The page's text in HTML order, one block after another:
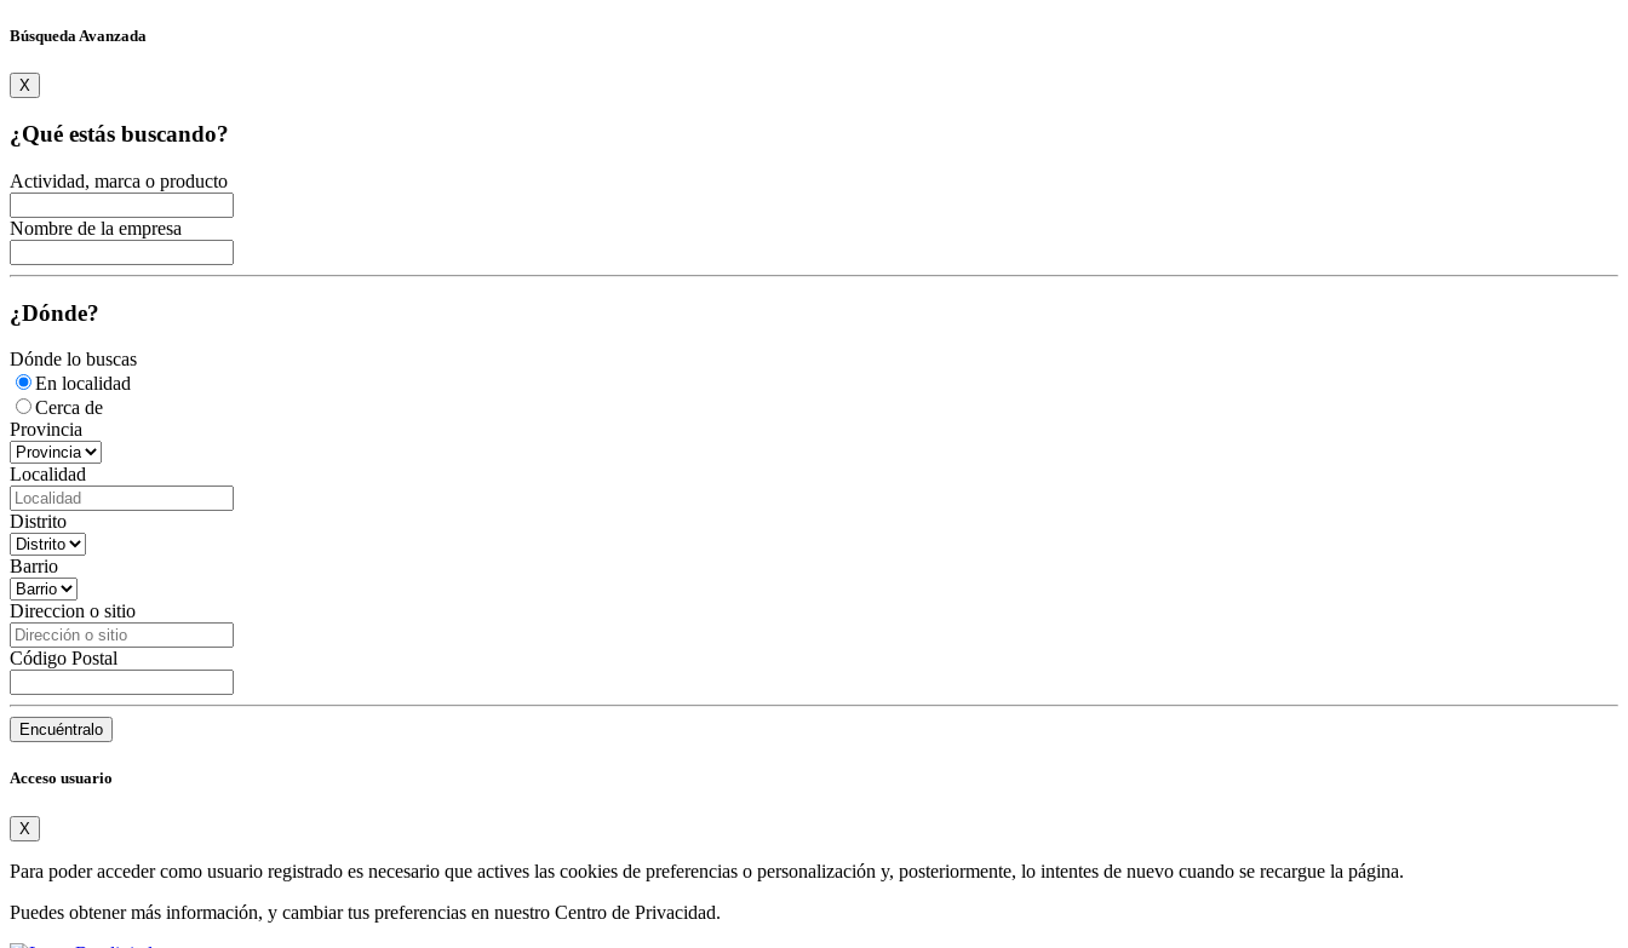
Búsqueda Avanzada
X
¿Qué estás buscando?
Actividad, marca o producto
Nombre de la empresa
¿Dónde?
Dónde lo buscas
En localidad
Cerca de
Provincia
Localidad
Distrito
Barrio
Direccion o sitio
Código Postal
Encuéntralo
Acceso usuario
X
Para poder acceder como usuario registrado es necesario que actives las cookies de preferencias o personalización y, posteriormente, lo intentes de nuevo cuando se recargue la página.
Puedes obtener más información, y cambiar tus preferencias en nuestro Centro de Privacidad.